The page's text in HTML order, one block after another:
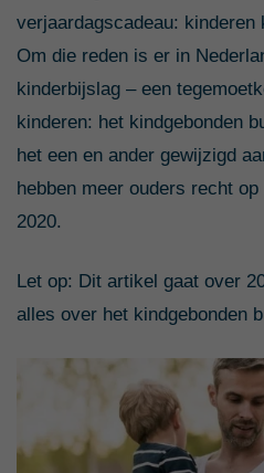
verjaardagscadeau: kinderen
Om die reden is er in
kinderbijslag – een
kinderen: het kindgebonden
het een en ander gewijzigd
hebben meer ouders recht
2020.
Let op: Dit artikel gaat over
alles over het kindgebonden